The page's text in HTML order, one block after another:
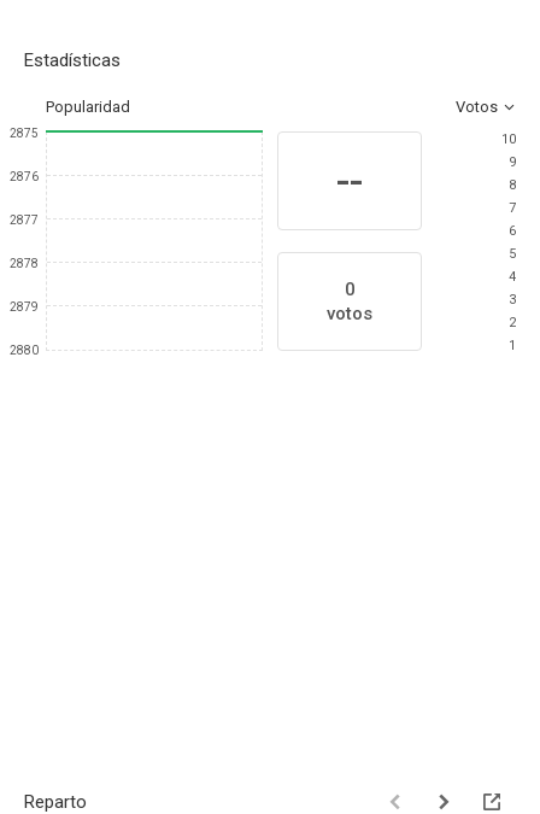
Estadísticas
Popularidad Votos
2875
2876
2877
2878
2879
2880
--
0
votos
10
9
8
7
6
5
4
3
2
1
Reparto